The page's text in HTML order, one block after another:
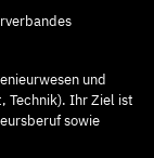
und
Technik). Ihr Ziel ist
sowie